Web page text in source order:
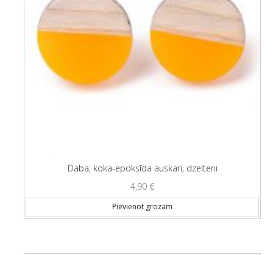
Daba, koka-epoksīda auskari, dzelteni
4,90 €
Pievienot grozam